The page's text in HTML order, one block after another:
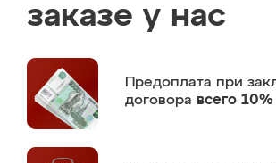
заказе у нас
Предоплата при
договора всего 10%